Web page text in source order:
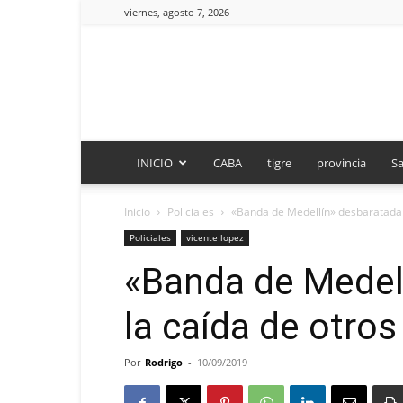
viernes, agosto 7, 2026
INICIO CABA tigre provincia
Inicio Policiales «Banda de Medellín»
Policiales vicente lopez
«Banda de
la caída de
Por Rodrigo - 10/09/2019